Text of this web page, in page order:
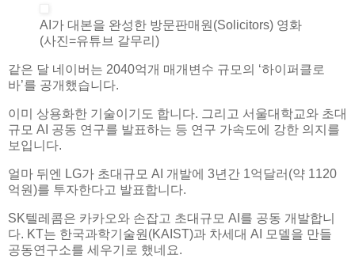
AI가 대본을 완성한 방문판매원(Solicitors) 영화
(사진=유튜브 갈무리)
같은 달 네이버는 2040억개 매개변수 규모의 ‘하이퍼클로
바’를 공개했습니다.
이미 상용화한 기술이기도 합니다. 그리고 서울대학교와 초대
규모 AI 공동 연구를 발표하는 등 연구 가속도에 강한 의지를
보입니다.
얼마 뒤엔 LG가 초대규모 AI 개발에 3년간 1억달러(약 1120
억원)를 투자한다고 발표합니다.
SK텔레콤은 카카오와 손잡고 초대규모 AI를 공동 개발합니
다. KT는 한국과학기술원(KAIST)과 차세대 AI 모델을 만들
공동연구소를 세우기로 했네요.